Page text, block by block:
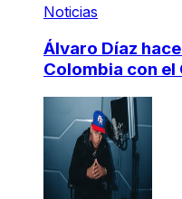
Noticias
Álvaro Díaz
Colombia con el